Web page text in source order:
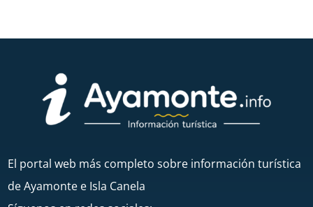
El portal web más completo sobre información turística
de Ayamonte e Isla Canela